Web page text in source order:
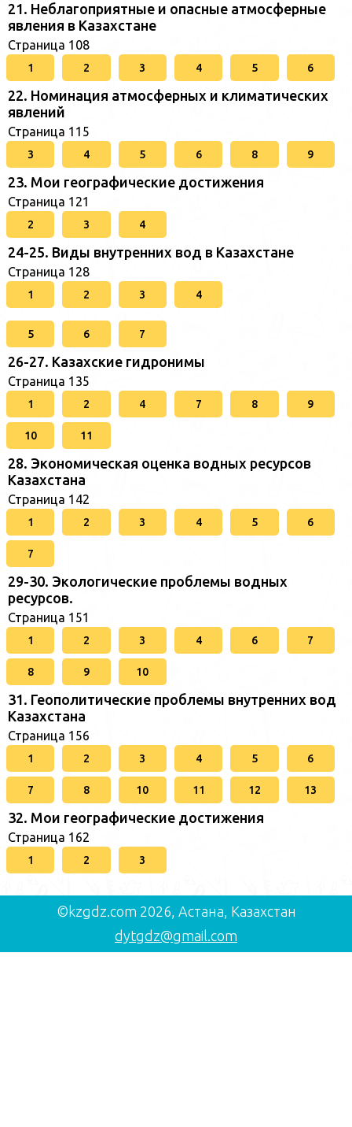
21. Неблагоприятные и опасные атмосферные
явления в Казахстане
Страница 108
1 2 3 4 5 6
22. Номинация атмосферных и климатических
явлений
Страница 115
3 4 5 6 8 9
23. Мои географические достижения
Страница 121
2 3 4
24-25. Виды внутренних вод в Казахстане
Страница 128
1 2 3 4
5 6 7
26-27. Казахские гидронимы
Страница 135
1 2 4 7 8 9
10 11
28. Экономическая оценка водных ресурсов
Казахстана
Страница 142
1 2 3 4 5 6
7
29-30. Экологические проблемы водных
ресурсов.
Страница 151
1 2 3 4 6 7
8 9 10
31. Геополитические проблемы внутренних вод
Казахстана
Страница 156
1 2 3 4 5 6
7 8 10 11 12 13
32. Мои географические достижения
Страница 162
1 2 3
©kzgdz.com 2026, Астана, Казахстан
dytgdz@gmail.com